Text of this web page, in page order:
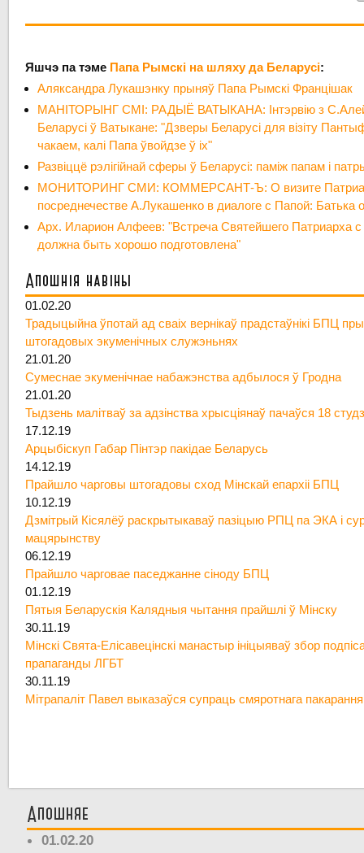
Яшчэ па тэме Папа Рымскі на шляху да Беларусі:
Аляксандра Лукашэнку прыняў Папа Рымскі Францішак
МАНІТОРЫНГ СМІ: РАДЫЁ ВАТЫКАНА: Інтэрвію з
Беларусі ў Ватыкане: "Дзверы Беларусі для візіту
чакаем, калі Папа ўвойдзе ў іх"
Развіццё рэлігійнай сферы ў Беларусі: паміж папам і
МОНИТОРИНГ СМИ: КОММЕРСАНТ-Ъ: О визите
посреднечестве А.Лукашенко в диалоге с Папой: Батька
Арх. Иларион Алфеев: "Встреча Святейшего Патриарха
должна быть хорошо подготовлена"
Апошнія навіны
01.02.20
Традыцыйна ўпотай ад сваіх вернікаў прадстаўнікі БПЦ
штогадовых экуменічных служэньнях
21.01.20
Сумеснае экуменічнае набажэнства адбылося ў Гродна
21.01.20
Тыдзень малітваў за адзінства хрысціянаў пачаўся 18
17.12.19
Арцыбіскуп Габар Пінтэр пакідае Беларусь
14.12.19
Прайшло чарговы штогадовы сход Мінскай епархіі БПЦ
10.12.19
Дзмітрый Кісялёў раскрытыкаваў пазіцыю РПЦ па ЭКА і
мацярынству
06.12.19
Прайшло чарговае паседжанне сіноду БПЦ
01.12.19
Пятыя Беларускія Калядныя чытання прайшлі ў Мінску
30.11.19
Мінскі Свята-Елісавецінскі манастыр ініцыяваў збор
прапаганды ЛГБТ
30.11.19
Мітрапаліт Павел выказаўся супраць смяротнага пакарання
Апошняе
01.02.20